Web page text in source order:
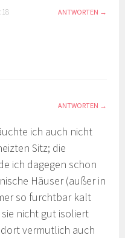
ANTWORTEN
ANTWORTEN
ich auch nicht
Sitz; die
ich dagegen schon
Häuser (außer in
so furchtbar kalt
nicht gut isoliert
vermutlich auch